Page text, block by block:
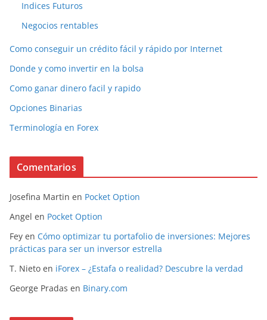
Indices Futuros
Negocios rentables
Como conseguir un crédito fácil y rápido por Internet
Donde y como invertir en la bolsa
Como ganar dinero facil y rapido
Opciones Binarias
Terminología en Forex
Comentarios
Josefina Martin en Pocket Option
Angel en Pocket Option
Fey en Cómo optimizar tu portafolio de inversiones: Mejores
prácticas para ser un inversor estrella
T. Nieto en iForex – ¿Estafa o realidad? Descubre la verdad
George Pradas en Binary.com